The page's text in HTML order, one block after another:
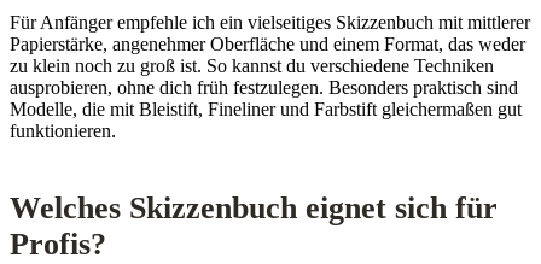
Für Anfänger empfehle ich ein vielseitiges Skizzenbuch mit mittlerer
Papierstärke, angenehmer Oberfläche und einem Format, das weder
zu klein noch zu groß ist. So kannst du verschiedene Techniken
ausprobieren, ohne dich früh festzulegen. Besonders praktisch sind
Modelle, die mit Bleistift, Fineliner und Farbstift gleichermaßen gut
funktionieren.
Welches Skizzenbuch eignet sich für
Profis?